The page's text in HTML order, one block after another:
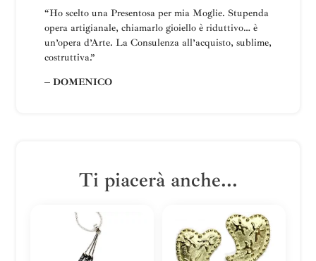
“Ho scelto una Presentosa per mia Moglie. Stupenda
opera artigianale, chiamarlo gioiello è riduttivo… è
un’opera d’Arte. La Consulenza all’acquisto, sublime,
costruttiva.”
– DOMENICO
Ti piacerà anche...